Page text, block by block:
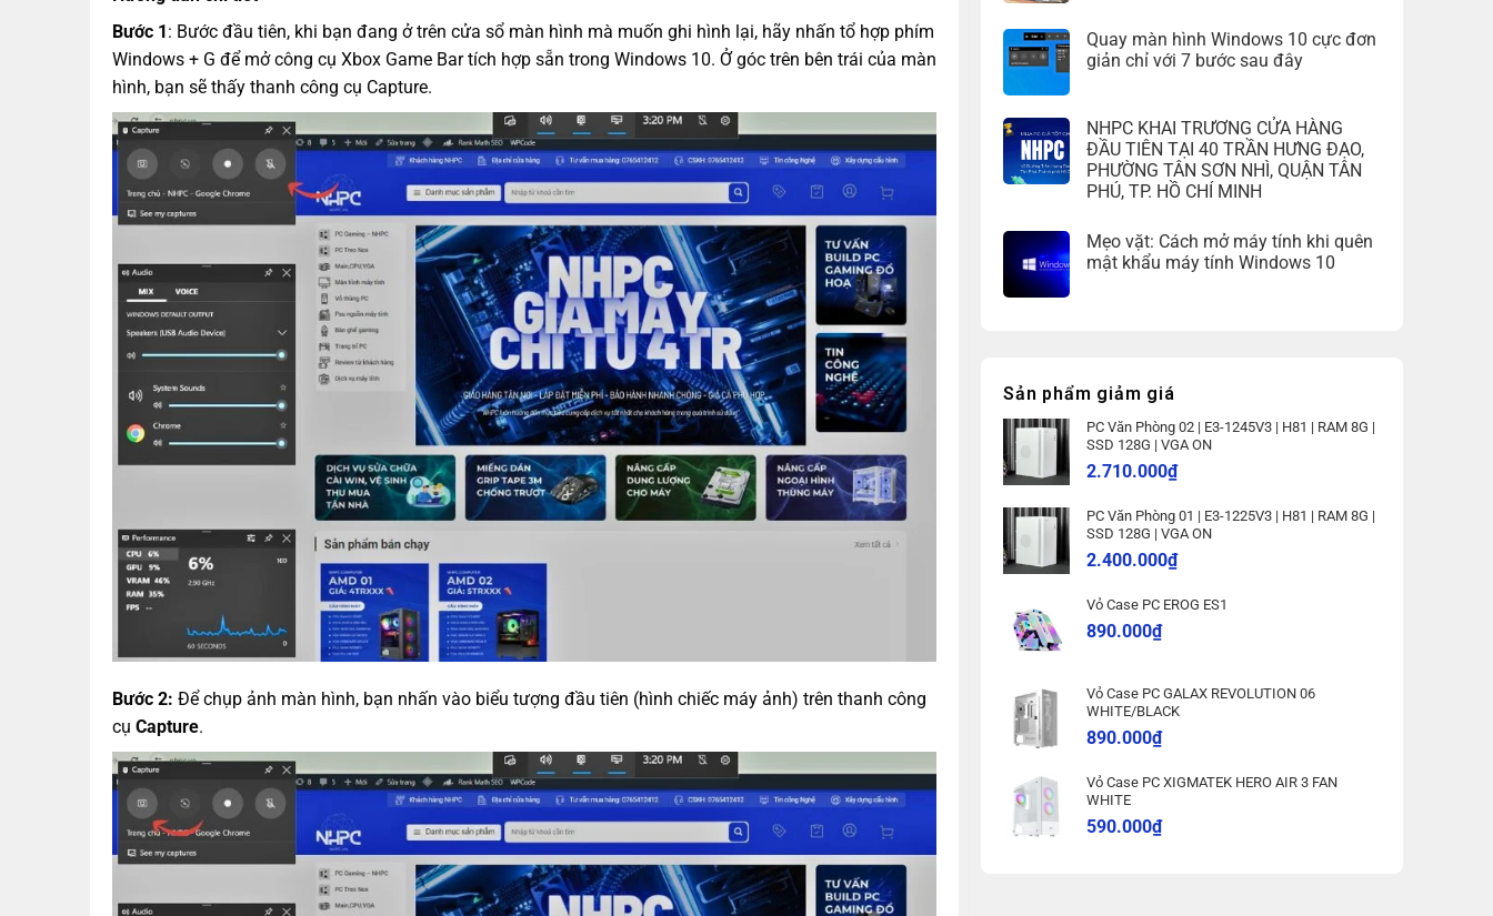
Bước 1: Bước đầu tiên, khi bạn đang ở trên cửa sổ màn hình mà muốn ghi hình lại, hãy nhấn tổ hợp phím
Windows + G để mở công cụ Xbox Game Bar tích hợp sẵn trong Windows 10. Ở góc trên bên trái của màn
hình, bạn sẽ thấy thanh công cụ Capture.
Bước 2: Để chụp ảnh màn hình, bạn nhấn vào biểu tượng đầu tiên (hình chiếc máy ảnh) trên thanh công
cụ Capture.
Quay màn hình Windows 10 cực đơn
giản chỉ với 7 bước sau đây
NHPC KHAI TRƯƠNG CỬA HÀNG
ĐẦU TIÊN TẠI 40 TRẦN HƯNG ĐẠO,
PHƯỜNG TÂN SƠN NHÌ, QUẬN TÂN
PHÚ, TP. HỒ CHÍ MINH
Mẹo vặt: Cách mở máy tính khi quên
mật khẩu máy tính Windows 10
Sản phẩm giảm giá
PC Văn Phòng 02 | E3-1245V3 | H81 | RAM 8G |
SSD 128G | VGA ON
2.710.000₫
PC Văn Phòng 01 | E3-1225V3 | H81 | RAM 8G |
SSD 128G | VGA ON
2.400.000₫
Vỏ Case PC EROG ES1
890.000₫
Vỏ Case PC GALAX REVOLUTION 06
WHITE/BLACK
890.000₫
Vỏ Case PC XIGMATEK HERO AIR 3 FAN
WHITE
590.000₫